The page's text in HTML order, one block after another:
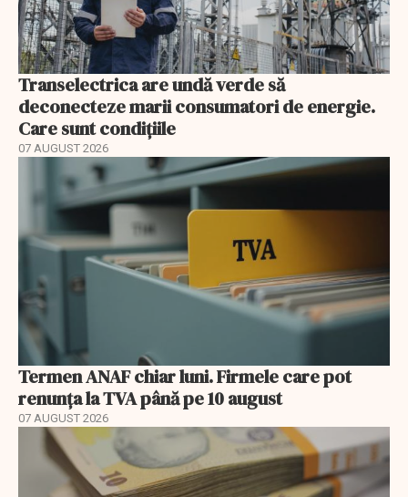
Transelectrica are undă verde să
deconecteze marii consumatori de energie.
Care sunt condițiile
07 AUGUST 2026
Termen ANAF chiar luni. Firmele care pot
renunța la TVA până pe 10 august
07 AUGUST 2026